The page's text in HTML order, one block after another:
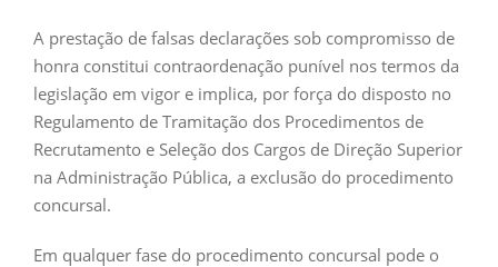
A prestação de falsas declarações sob compromisso de
honra constitui contraordenação punível nos termos da
legislação em vigor e implica, por força do disposto no
Regulamento de Tramitação dos Procedimentos de
Recrutamento e Seleção dos Cargos de Direção Superior
na Administração Pública, a exclusão do procedimento
concursal.
Em qualquer fase do procedimento concursal pode o